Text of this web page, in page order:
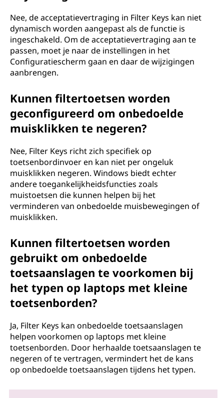
Nee, de acceptatievertraging in Filter Keys kan niet
dynamisch worden aangepast als de functie is
ingeschakeld. Om de acceptatievertraging aan te
passen, moet je naar de instellingen in het
Configuratiescherm gaan en daar de wijzigingen
aanbrengen.
Kunnen filtertoetsen worden
geconfigureerd om onbedoelde
muisklikken te negeren?
Nee, Filter Keys richt zich specifiek op
toetsenbordinvoer en kan niet per ongeluk
muisklikken negeren. Windows biedt echter
andere toegankelijkheidsfuncties zoals
muistoetsen die kunnen helpen bij het
verminderen van onbedoelde muisbewegingen of
muisklikken.
Kunnen filtertoetsen worden
gebruikt om onbedoelde
toetsaanslagen te voorkomen bij
het typen op laptops met kleine
toetsenborden?
Ja, Filter Keys kan onbedoelde toetsaanslagen
helpen voorkomen op laptops met kleine
toetsenborden. Door herhaalde toetsaanslagen te
negeren of te vertragen, vermindert het de kans
op onbedoelde toetsaanslagen tijdens het typen.